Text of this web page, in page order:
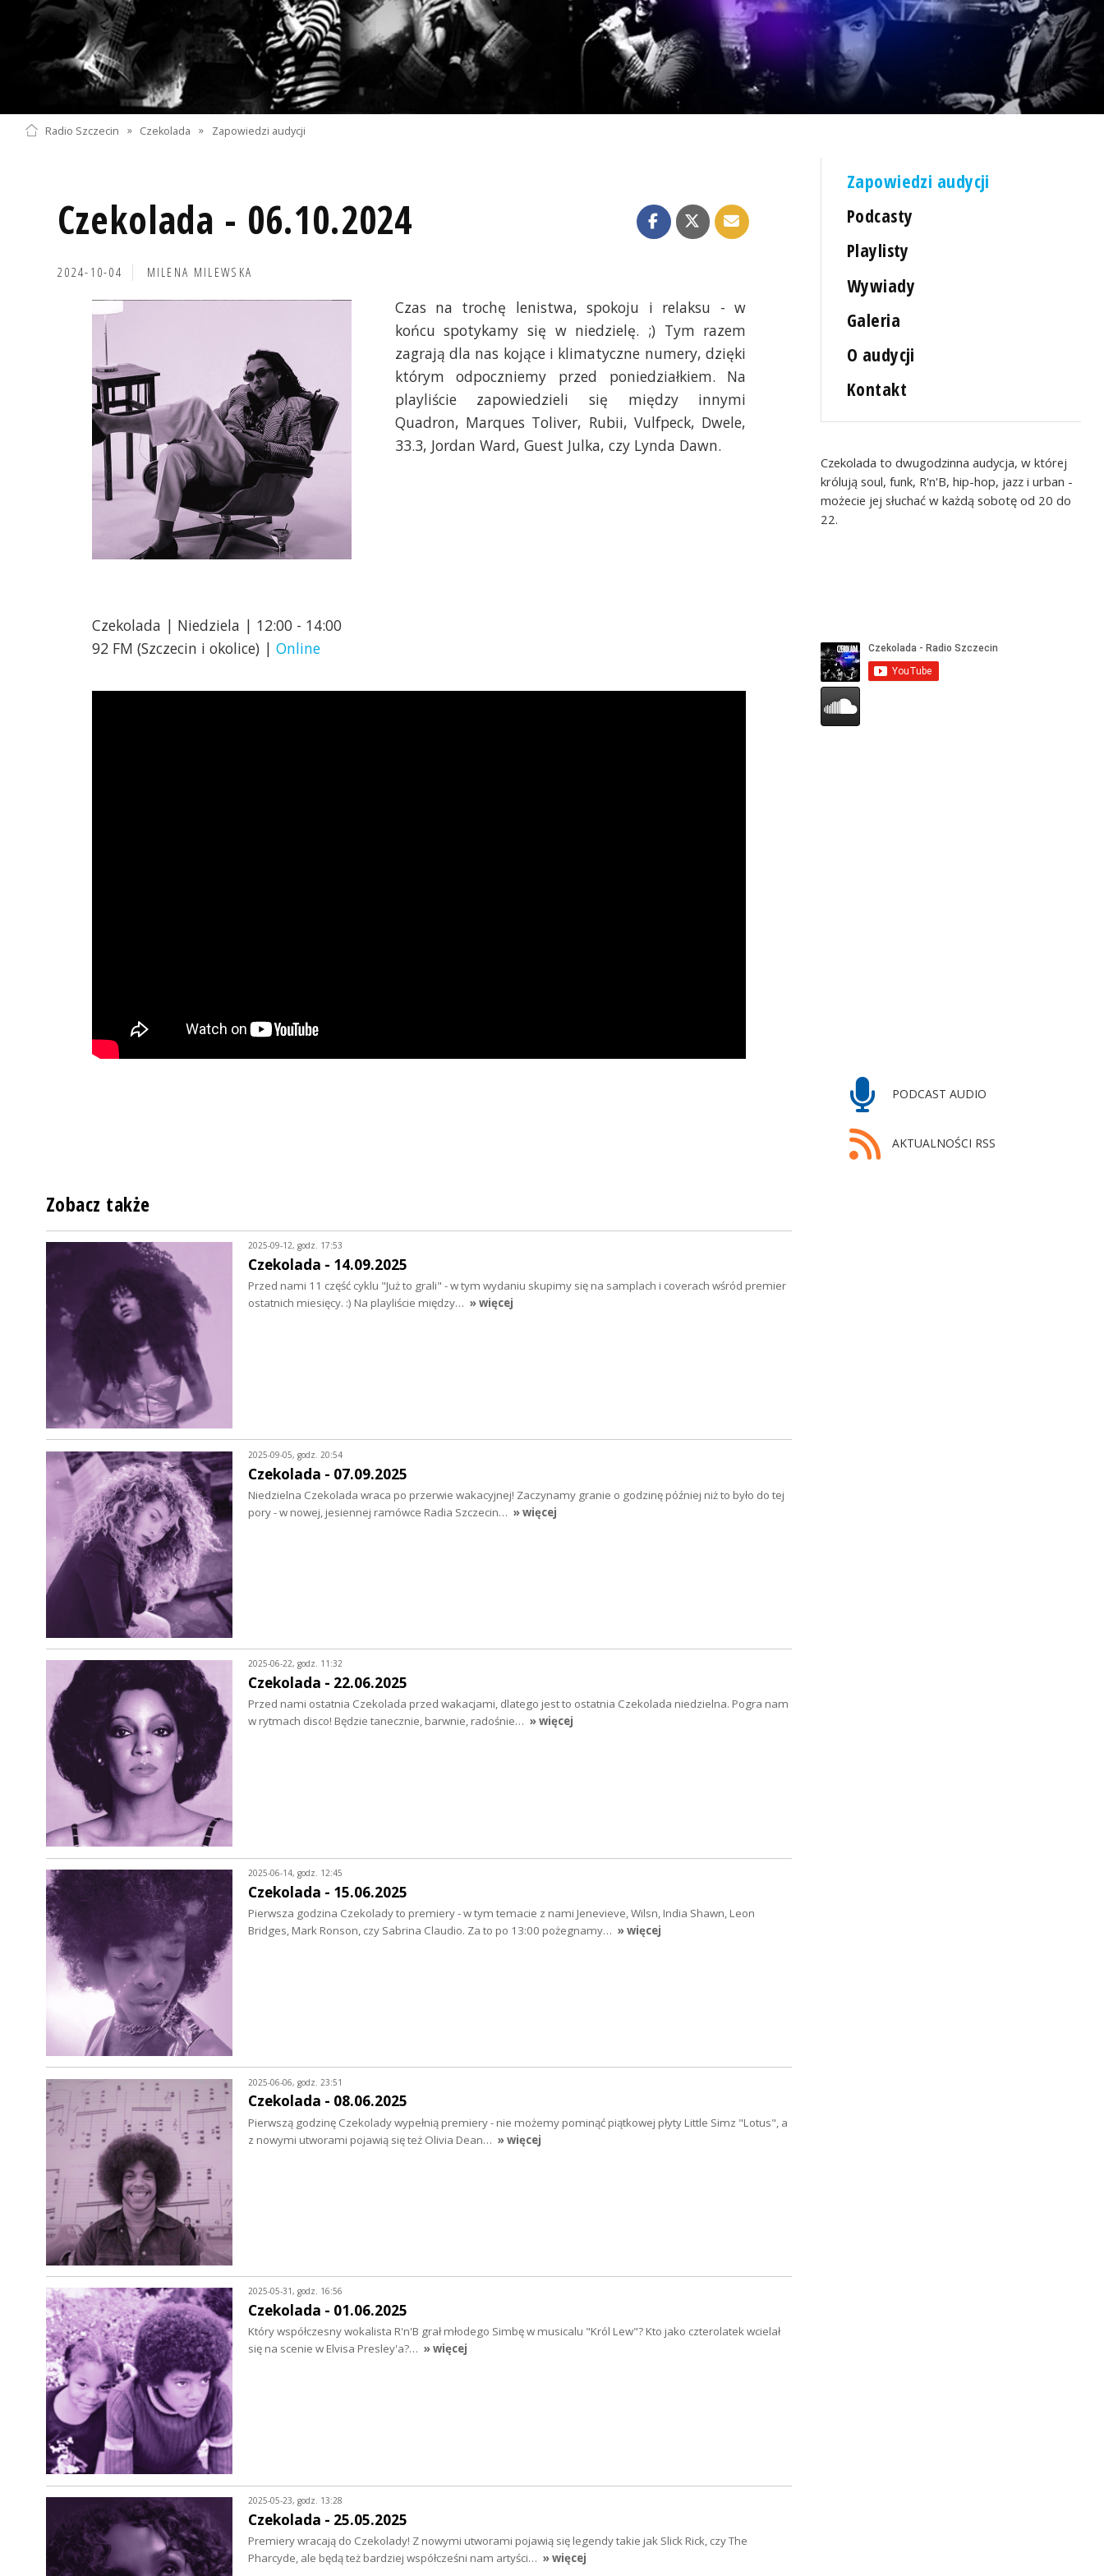
Radio Szczecin » Czekolada » Zapowiedzi audycji
Czekolada - 06.10.2024
2024-10-04 MILENA MILEWSKA
Czas na trochę lenistwa, spokoju i relaksu - w
końcu spotykamy się w niedzielę. ;) Tym razem
zagrają dla nas kojące i klimatyczne numery, dzięki
którym odpoczniemy przed poniedziałkiem. Na
playliście zapowiedzieli się między innymi
Quadron, Marques Toliver, Rubii, Vulfpeck, Dwele,
33.3, Jordan Ward, Guest Julka, czy Lynda Dawn.
Czekolada | Niedziela | 12:00 - 14:00
92 FM (Szczecin i okolice) | Online
Zapowiedzi audycji
Podcasty
Playlisty
Wywiady
Galeria
O audycji
Kontakt
Czekolada to dwugodzinna audycja, w której
królują soul, funk, R'n'B, hip-hop, jazz i urban -
możecie jej słuchać w każdą sobotę od 20 do
22.
PODCAST AUDIO
AKTUALNOŚCI RSS
Zobacz także
2025-09-12, godz. 17:53
Czekolada - 14.09.2025
Przed nami 11 część cyklu "Już to grali" - w tym wydaniu skupimy się na samplach i coverach wśród premier
ostatnich miesięcy. :) Na playliście między… » więcej
2025-09-05, godz. 20:54
Czekolada - 07.09.2025
Niedzielna Czekolada wraca po przerwie wakacyjnej! Zaczynamy granie o godzinę później niż to było do tej
pory - w nowej, jesiennej ramówce Radia Szczecin… » więcej
2025-06-22, godz. 11:32
Czekolada - 22.06.2025
Przed nami ostatnia Czekolada przed wakacjami, dlatego jest to ostatnia Czekolada niedzielna. Pogra nam
w rytmach disco! Będzie tanecznie, barwnie, radośnie… » więcej
2025-06-14, godz. 12:45
Czekolada - 15.06.2025
Pierwsza godzina Czekolady to premiery - w tym temacie z nami Jenevieve, Wilsn, India Shawn, Leon
Bridges, Mark Ronson, czy Sabrina Claudio. Za to po 13:00 pożegnamy… » więcej
2025-06-06, godz. 23:51
Czekolada - 08.06.2025
Pierwszą godzinę Czekolady wypełnią premiery - nie możemy pominąć piątkowej płyty Little Simz "Lotus", a
z nowymi utworami pojawią się też Olivia Dean… » więcej
2025-05-31, godz. 16:56
Czekolada - 01.06.2025
Który współczesny wokalista R'n'B grał młodego Simbę w musicalu "Król Lew"? Kto jako czterolatek wcielał
się na scenie w Elvisa Presley'a?… » więcej
2025-05-23, godz. 13:28
Czekolada - 25.05.2025
Premiery wracają do Czekolady! Z nowymi utworami pojawią się legendy takie jak Slick Rick, czy The
Pharcyde, ale będą też bardziej współcześni nam artyści… » więcej